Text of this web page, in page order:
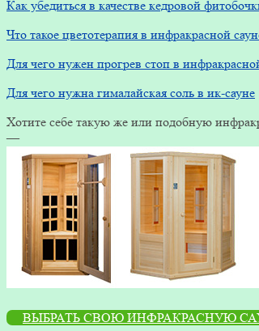
Как убедиться в качестве кедровой
Что такое цветотерапия в инфракрасной
Для чего нужен прогрев стоп в
Для чего нужна гималайская соль в ик-сауне
Хотите себе такую же или подобную
—
ВЫБРАТЬ СВОЮ ИНФРАКРАСНУЮ